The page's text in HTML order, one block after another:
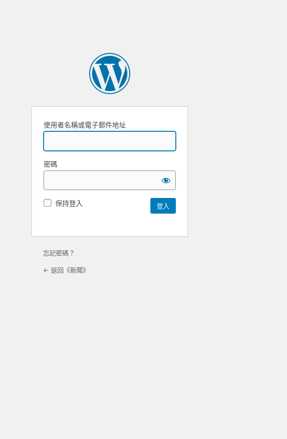
使用者名稱或電子郵件地址
密碼
保持登入
忘記密碼？
← 返回《新聞》